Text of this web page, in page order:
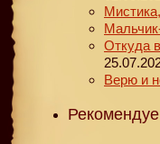
Откуда
Верю и